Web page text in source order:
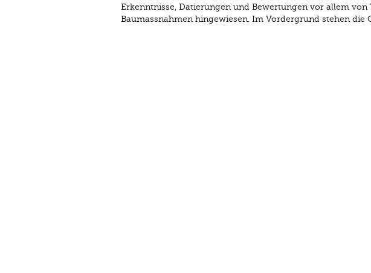
Erkenntnisse, Datierungen und Bewertungen vor allem
Baumassnahmen hingewiesen. Im Vordergrund stehen die